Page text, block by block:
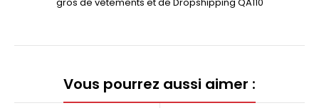
Vous pourrez aussi aimer :